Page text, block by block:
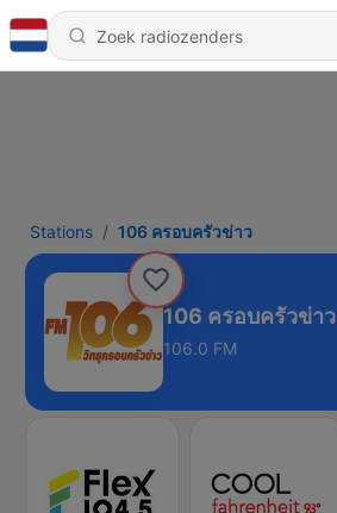
Stations 106 ครอบครัวข่าว
106 ครอบครัวข่าว
106.0 FM